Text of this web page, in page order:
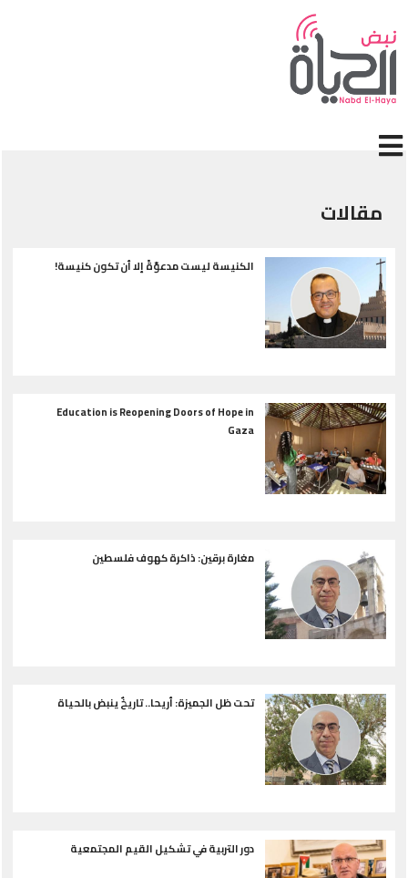
المحتوى الرئيسي
الكنيسة ليست مدعوّةً إلا أن تكون كنيسة!
Education is Reopening Doors of Hope in
Gaza
مغارة برقين: ذاكرة كهوف فلسطين
تحت ظل الجميزة: أريحا.. تاريخٌ ينبض بالحياة
دور التربية في تشكيل القيم المجتمعية